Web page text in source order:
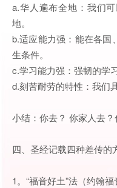
a.华人遍布全地：我们
地。
b.适应能力强：能在各国
生条件。
c.学习能力强：强韧的学
d.刻苦耐劳的特性：我们
小结：你去？ 你家人去
四、圣经记载四种差传的
1。“福音好土”法（约翰